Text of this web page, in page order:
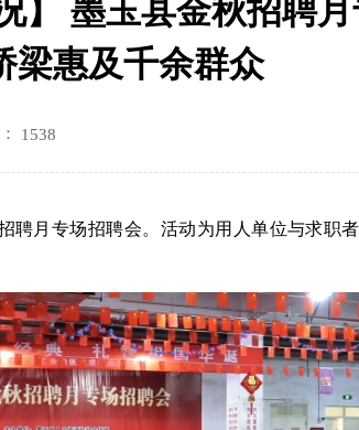
】 墨玉县金秋招聘
梁惠及千余群众
1538
月专场招聘会。活动为用人单位与求职